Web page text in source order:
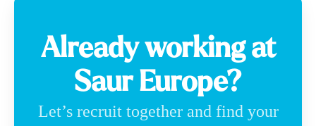
Already working at
Saur Europe?
Let’s recruit together and find your